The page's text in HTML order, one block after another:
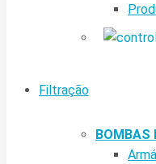
Filtração
BOMBAS